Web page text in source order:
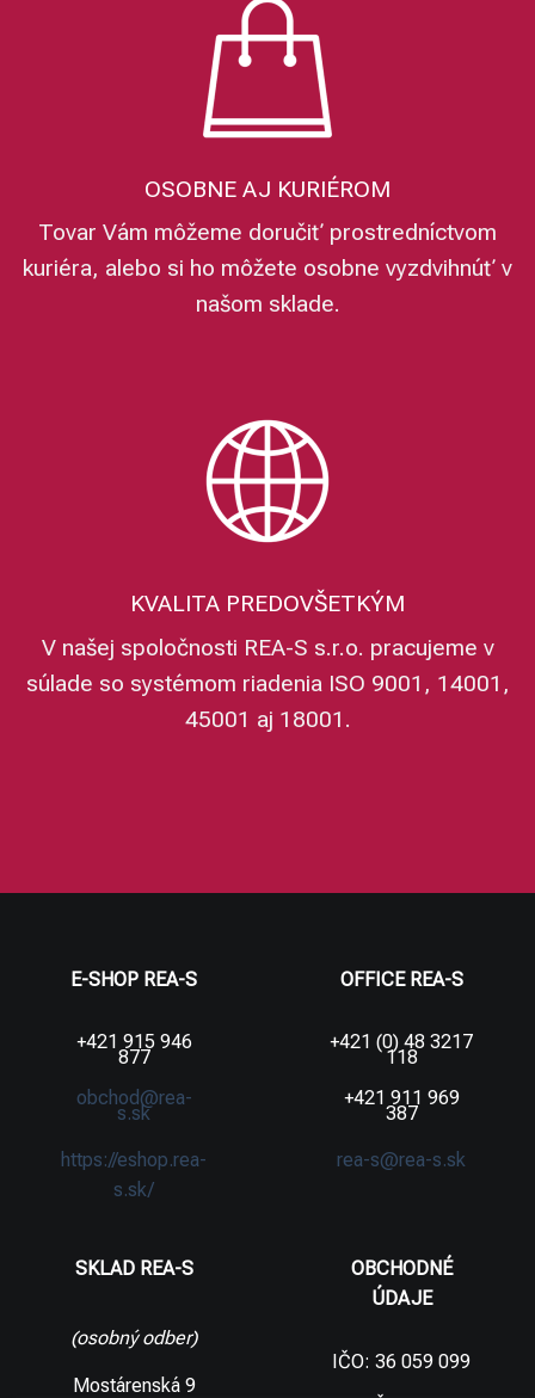
OSOBNE AJ KURIÉROM
Tovar Vám môžeme doručiť prostredníctvom
kuriéra, alebo si ho môžete osobne vyzdvihnúť v
našom sklade.
KVALITA PREDOVŠETKÝM
V našej spoločnosti REA-S s.r.o. pracujeme v
súlade so systémom riadenia ISO 9001, 14001,
45001 aj 18001.
E-SHOP REA-S
+421 915 946
877
obchod@rea-
s.sk
https://eshop.rea-
s.sk/
OFFICE REA-S
+421 (0) 48 3217
118
+421 911 969
387
rea-s@rea-s.sk
SKLAD REA-S
(osobný odber)
Mostárenská 9
OBCHODNÉ
ÚDAJE
IČO: 36 059 099